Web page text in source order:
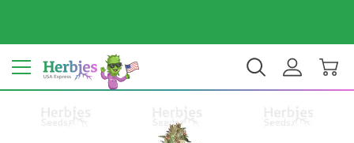
Dein Land: Vereinigte Staaten $ USD DE